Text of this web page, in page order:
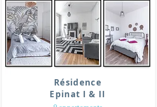
Résidence
Epinat I & II